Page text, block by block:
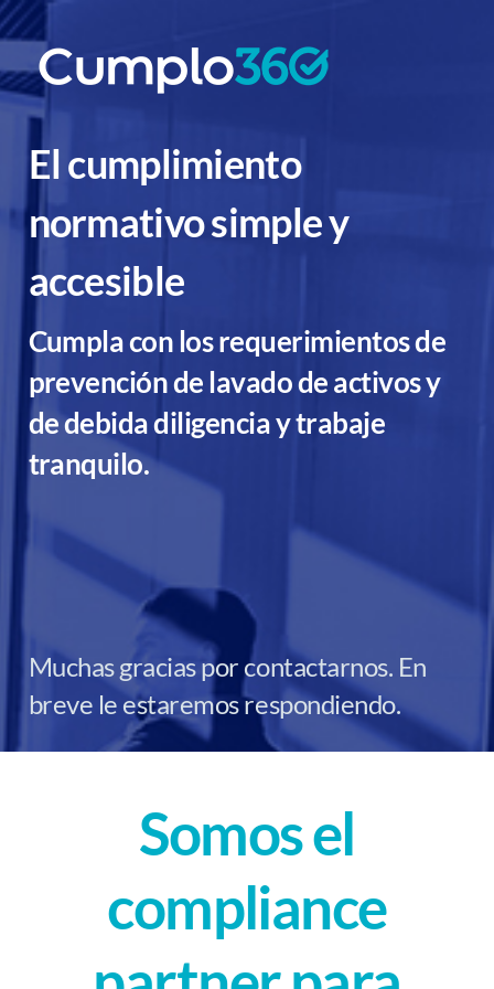
El cumplimiento
normativo simple y
accesible
Cumpla con los requerimientos de
prevención de lavado de activos y
de debida diligencia y trabaje
tranquilo.
Muchas gracias por contactarnos. En
breve le estaremos respondiendo.
Somos el
compliance